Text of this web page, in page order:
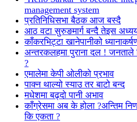
management system
प्रतिनिधिसभा बैठक आज बस्दै
आठ वटा सुरुङमार्ग बन्दै तेइस
काँकरभिट्टा खानेपानीको
अन्तरकलहमा पुराना दल !
?
एमालेमा केपी ओलीको प्रभाव
पाक्न थाल्यो स्याउ तर बाटो बन्द
मधेशमा बढ्दो पानी अभाव
काँग्रेसमा अब के होला ?अन्तिम
कि एकता ?